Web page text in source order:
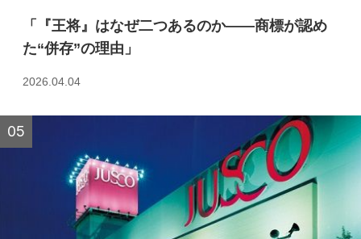
「『王将』はなぜ二つあるのか――商標が認め
た“併存”の理由」
2026.04.04